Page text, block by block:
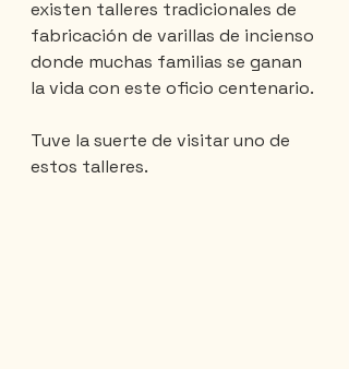
existen talleres tradicionales de
fabricación de varillas de incienso
donde muchas familias se ganan
la vida con este oficio centenario.
Tuve la suerte de visitar uno de
estos talleres.